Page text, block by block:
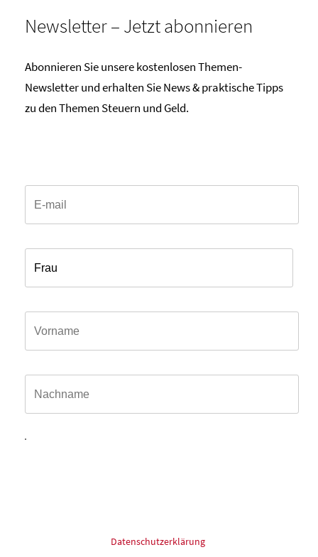
Newsletter – Jetzt abonnieren
Abonnieren Sie unsere kostenlosen Themen-
Newsletter und erhalten Sie News & praktische Tipps
zu den Themen Steuern und Geld.
Datenschutzerklärung